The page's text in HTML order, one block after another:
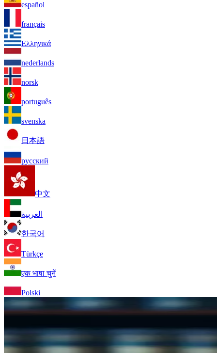
español
français
Ελληνικά
nederlands
norsk
português
svenska
日本語
русский
中文
العربية
한국어
Türkçe
एक भाषा चुनें
Polski